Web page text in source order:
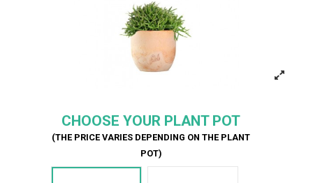
CHOOSE YOUR PLANT POT
(THE PRICE VARIES DEPENDING ON THE PLANT
POT)